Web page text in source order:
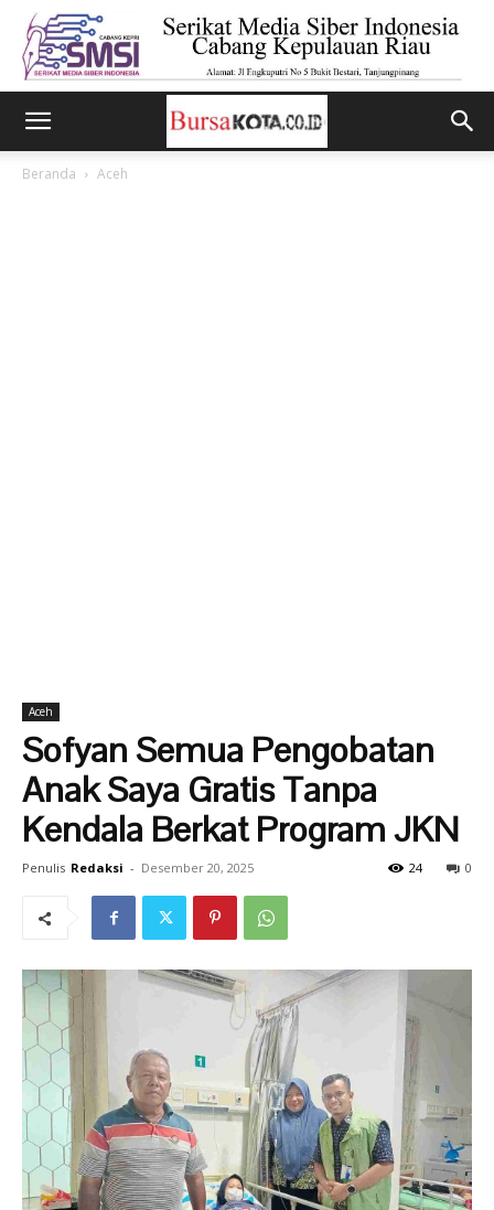
Beranda Aceh
Aceh
Sofyan Semua Pengobatan
Anak Saya Gratis Tanpa
Kendala Berkat Program JKN
Penulis Redaksi - Desember 20, 2025 0
24